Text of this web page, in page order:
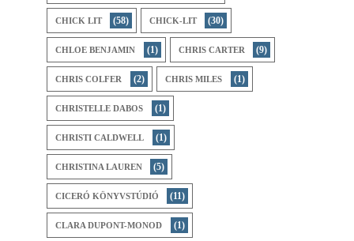
CHICK LIT (58) CHICK-LIT (30)
CHLOE BENJAMIN (1) CHRIS CARTER (9)
CHRIS COLFER (2) CHRIS MILES (1)
CHRISTELLE DABOS (1)
CHRISTI CALDWELL (1)
CHRISTINA LAUREN (5)
CICERÓ KÖNYVSTÚDIÓ (11)
CLARA DUPONT-MONOD (1)